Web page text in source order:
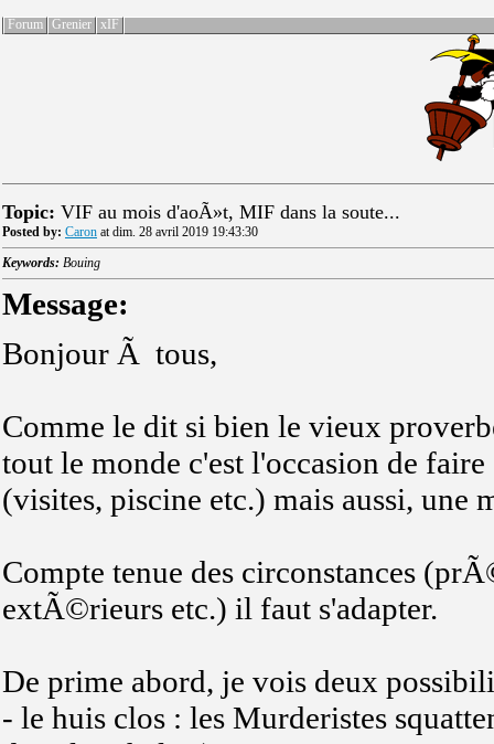
Forum Grenier xIF
Topic: VIF au mois d'aoÃ»t, MIF dans la soute...
Posted by: Caron at dim. 28 avril 2019 19:43:30
Keywords: Bouing
Message:
Bonjour Ã tous,
Comme le dit si bien le vieux
tout le monde c'est l'occasion de
(visites, piscine etc.) mais aussi, une
Compte tenue des circonstances
extÃ©rieurs etc.) il faut s'adapter.
De prime abord, je vois deux
- le huis clos : les Murderistes